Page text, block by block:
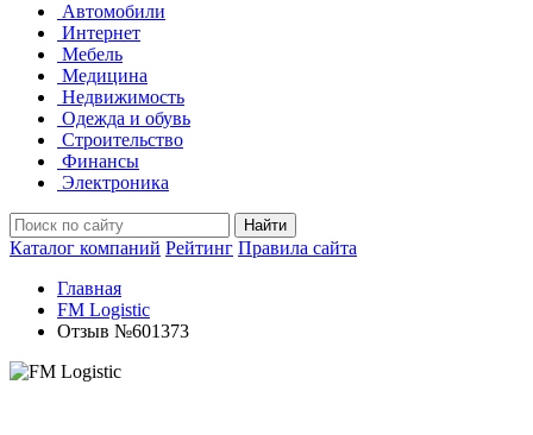
Автомобили
Интернет
Мебель
Медицина
Недвижимость
Одежда и обувь
Строительство
Финансы
Электроника
Найти
Каталог компаний Рейтинг Правила сайта
Главная
FM Logistic
Отзыв №601373